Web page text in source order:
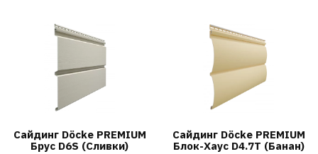
Сайдинг Döcke PREMIUM
Брус D6S (Сливки)
Сайдинг Döcke PREMIUM
Блок-Хаус D4.7T (Банан)